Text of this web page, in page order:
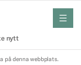
nytt
meny
på denna webbplats.